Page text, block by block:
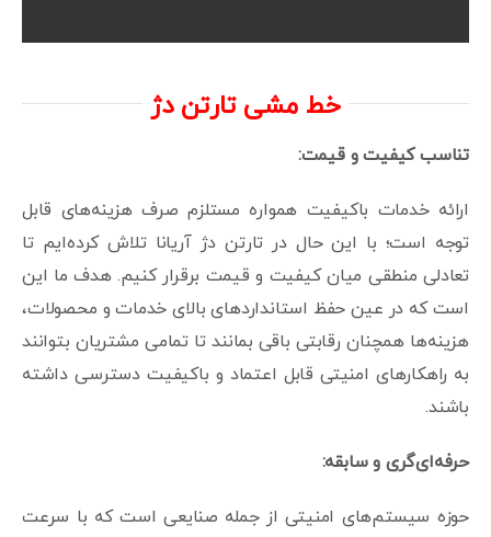
خط مشی تارتن دژ
تناسب کیفیت و قیمت:
ارائه خدمات باکیفیت همواره مستلزم صرف هزینه‌های قابل
توجه است؛ با این حال در تارتن دژ آریانا تلاش کرده‌ایم تا
تعادلی منطقی میان کیفیت و قیمت برقرار کنیم. هدف ما این
است که در عین حفظ استانداردهای بالای خدمات و محصولات،
هزینه‌ها همچنان رقابتی باقی بمانند تا تمامی مشتریان بتوانند
به راهکارهای امنیتی قابل اعتماد و باکیفیت دسترسی داشته
باشند.
حرفه‌ای‌گری و سابقه:
حوزه سیستم‌های امنیتی از جمله صنایعی است که با سرعت